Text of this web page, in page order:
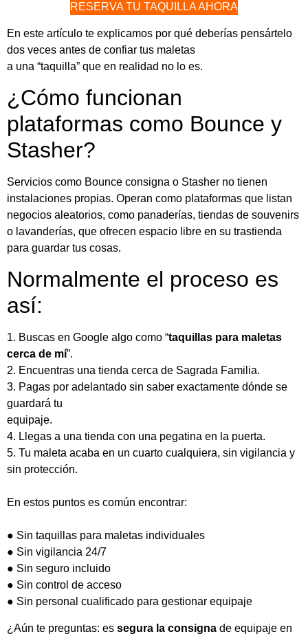
RESERVA TU TAQUILLA AHORA
En este artículo te explicamos por qué deberías pensártelo
dos veces antes de confiar tus maletas
a una “taquilla” que en realidad no lo es.
¿Cómo funcionan
plataformas como Bounce y
Stasher?
Servicios como Bounce consigna o Stasher no tienen
instalaciones propias. Operan como plataformas que listan
negocios aleatorios, como panaderías, tiendas de souvenirs
o lavanderías, que ofrecen espacio libre en su trastienda
para guardar tus cosas.
Normalmente el proceso es
así:
1. Buscas en Google algo como “taquillas para maletas
cerca de mí”.
2. Encuentras una tienda cerca de Sagrada Familia.
3. Pagas por adelantado sin saber exactamente dónde se
guardará tu
equipaje.
4. Llegas a una tienda con una pegatina en la puerta.
5. Tu maleta acaba en un cuarto cualquiera, sin vigilancia y
sin protección.
En estos puntos es común encontrar:
● Sin taquillas para maletas individuales
● Sin vigilancia 24/7
● Sin seguro incluido
● Sin control de acceso
● Sin personal cualificado para gestionar equipaje
¿Aún te preguntas: es segura la consigna de equipaje en